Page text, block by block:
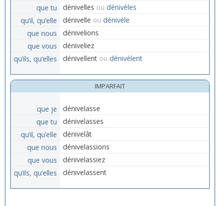
que tu
dénivelles ou dénivèles
qu’il, qu’elle
dénivelle ou dénivèle
que nous
dénivelions
que vous
déniveliez
qu’ils, qu’elles
dénivellent ou dénivèlent
IMPARFAIT
que je
dénivelasse
que tu
dénivelasses
qu’il, qu’elle
dénivelât
que nous
dénivelassions
que vous
dénivelassiez
qu’ils, qu’elles
dénivelassent